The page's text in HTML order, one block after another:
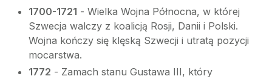
1700-1721 - Wielka Wojna Północna, w której
Szwecja walczy z koalicją Rosji, Danii i Polski.
Wojna kończy się klęską Szwecji i utratą pozycji
mocarstwa.
1772 - Zamach stanu Gustawa III, który